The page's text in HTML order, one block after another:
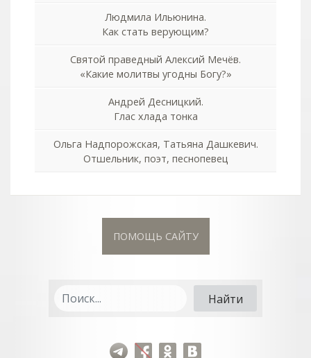
Людмила Ильюнина.
Как стать верующим?
Святой праведный Алексий Мечёв.
«Какие молитвы угодны Богу?»
Андрей Десницкий.
Глас хлада тонка
Ольга Надпорожская, Татьяна Дашкевич.
Отшельник, поэт, песнопевец
ПОМОЩЬ САЙТУ